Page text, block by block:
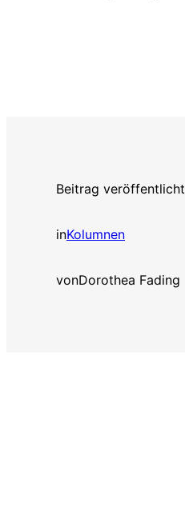
Beitrag veröffentlicht
inKolumnen
vonDorothea Fading